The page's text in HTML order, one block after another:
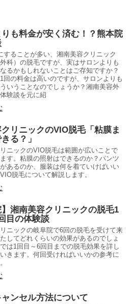
も料金が安く済む！？熊本院
することが多い、湘南美容クリニック
外科）の脱毛ですが、実はサロンよりも
るかもしれないことはご存知ですか？
回の料金は高いのですが、サロンよりも
いうことなのでしょうか？湘南美容外
験談を元に紹
リニックのVIO脱毛「粘膜ま
る？」
ニックのVIO脱毛は範囲が広いことで
す。粘膜の照射はできるのか？パンツ
あるのか、服装は何を着ていけばいい
脱毛について解説します。
】湘南美容クリニックの脱毛1
目の体験談
ニックの岐阜院で6回の脱毛を受けて来
してどれくらいの効果があるのでしょ
は1回目～6回目までの脱毛効果を詳し
きます。何回受ければいいかの参考に
ンセル方法について